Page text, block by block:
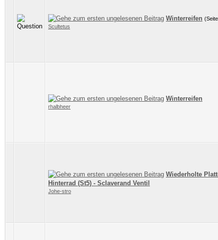
Winterreifen
Scultetus
Winterreifen
rhalbheer
Wiederholte
Hinterrad (St5) - Sclaverand Ventil
Johe-stro